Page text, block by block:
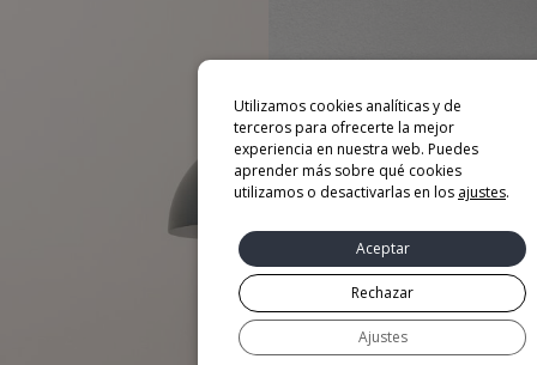
Utilizamos cookies analíticas y de
terceros para ofrecerte la mejor
experiencia en nuestra web. Puedes
aprender más sobre qué cookies
utilizamos o desactivarlas en los ajustes.
Aceptar
Rechazar
Ajustes